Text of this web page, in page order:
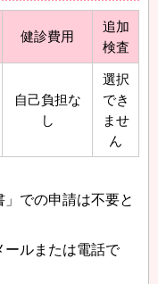
健診費用
追加
検査
自己負担な
し
選択
でき
ませ
ん
での申請は不要と
ールまたは電話で